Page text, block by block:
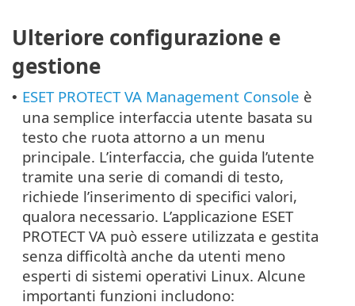
Ulteriore configurazione e
gestione
• ESET PROTECT VA Management Console è
una semplice interfaccia utente basata su
testo che ruota attorno a un menu
principale. L’interfaccia, che guida l’utente
tramite una serie di comandi di testo,
richiede l’inserimento di specifici valori,
qualora necessario. L’applicazione ESET
PROTECT VA può essere utilizzata e gestita
senza difficoltà anche da utenti meno
esperti di sistemi operativi Linux. Alcune
importanti funzioni includono: